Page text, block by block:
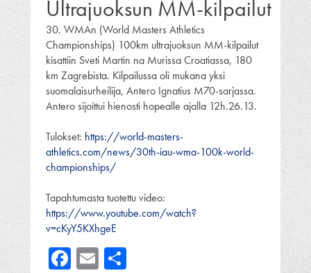
Ultrajuoksun MM-kilpailut
30. WMAn (World Masters Athletics
Championships) 100km ultrajuoksun MM-kilpailut
kisattiin Sveti Martin na Murissa Croatiassa, 180
km Zagrebista. Kilpailussa oli mukana yksi
suomalaisurheilija, Antero Ignatius M70-sarjassa.
Antero sijoittui hienosti hopealle ajalla 12h.26.13.
Tulokset: https://world-masters-
athletics.com/news/30th-iau-wma-100k-world-
championships/
Tapahtumasta tuotettu video:
https://www.youtube.com/watch?
v=cKyY5KXhgeE
Facebook
Email